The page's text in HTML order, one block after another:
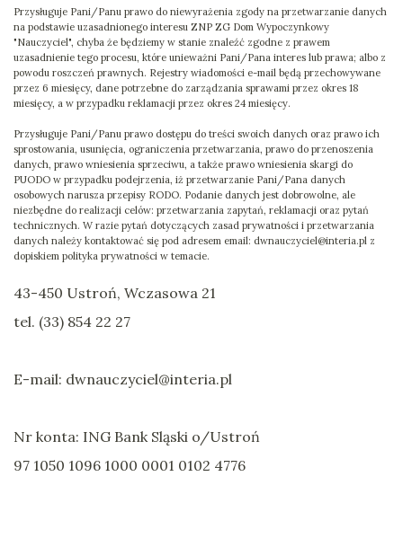
Przysługuje Pani/Panu prawo do niewyrażenia zgody na przetwarzanie danych
na podstawie uzasadnionego interesu ZNP ZG Dom Wypoczynkowy
"Nauczyciel", chyba że będziemy w stanie znaleźć zgodne z prawem
uzasadnienie tego procesu, które unieważni Pani/Pana interes lub prawa; albo z
powodu roszczeń prawnych. Rejestry wiadomości e-mail będą przechowywane
przez 6 miesięcy, dane potrzebne do zarządzania sprawami przez okres 18
miesięcy, a w przypadku reklamacji przez okres 24 miesięcy.
Przysługuje Pani/Panu prawo dostępu do treści swoich danych oraz prawo ich
sprostowania, usunięcia, ograniczenia przetwarzania, prawo do przenoszenia
danych, prawo wniesienia sprzeciwu, a także prawo wniesienia skargi do
PUODO w przypadku podejrzenia, iż przetwarzanie Pani/Pana danych
osobowych narusza przepisy RODO. Podanie danych jest dobrowolne, ale
niezbędne do realizacji celów: przetwarzania zapytań, reklamacji oraz pytań
technicznych. W razie pytań dotyczących zasad prywatności i przetwarzania
danych należy kontaktować się pod adresem email: dwnauczyciel@interia.pl z
dopiskiem polityka prywatności w temacie.
43-450 Ustroń, Wczasowa 21
tel. (33) 854 22 27
E-mail: dwnauczyciel@interia.pl
Nr konta: ING Bank Sląski o/Ustroń
97 1050 1096 1000 0001 0102 4776